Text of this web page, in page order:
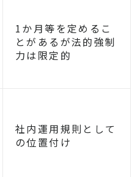
1か月等を定めるこ
とがあるが法的強制
力は限定的
社内運用規則として
の位置付け